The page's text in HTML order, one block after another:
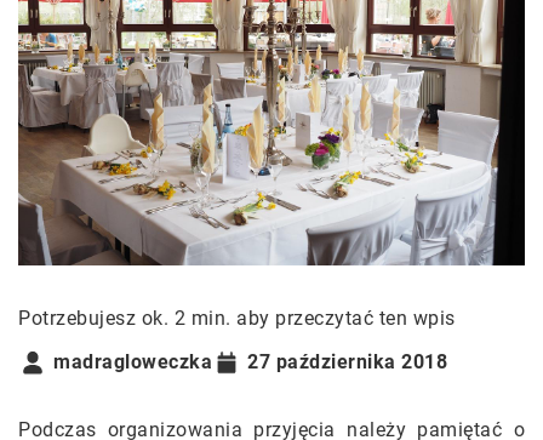
Potrzebujesz ok. 2 min. aby przeczytać ten wpis
madragloweczka
27 października 2018
Podczas organizowania przyjęcia należy pamiętać o